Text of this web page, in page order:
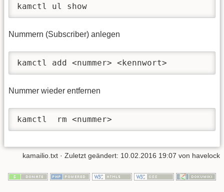
kamctl ul show
Nummern (Subscriber) anlegen
kamctl add <nummer> <kennwort>
Nummer wieder entfernen
kamctl  rm <nummer>
kamailio.txt · Zuletzt geändert: 10.02.2016 19:07 von havelock